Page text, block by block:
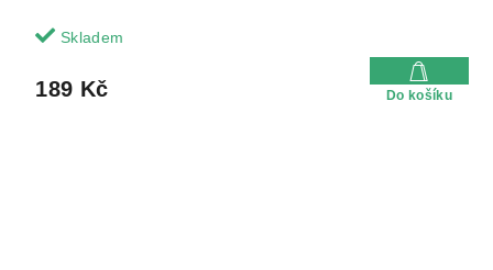
Skladem
189 Kč Do košíku